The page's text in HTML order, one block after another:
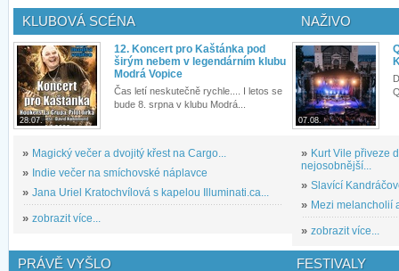
KLUBOVÁ SCÉNA
28.07.
12. Koncert pro Kaštánka pod
širým nebem v legendárním klubu
Modrá Vopice
Čas letí neskutečně rychle.... I letos se
bude 8. srpna v klubu Modrá...
» Magický večer a dvojitý křest na Cargo...
» Indie večer na smíchovské náplavce
» Jana Uriel Kratochvílová s kapelou Illuminati.ca...
» zobrazit více...
NAŽIVO
07.08.
» Kurt Vile přiveze
nejosobnější...
» Slavící
» Mezi melancholií
» zobrazit více...
PRÁVĚ VYŠLO FESTIVALY